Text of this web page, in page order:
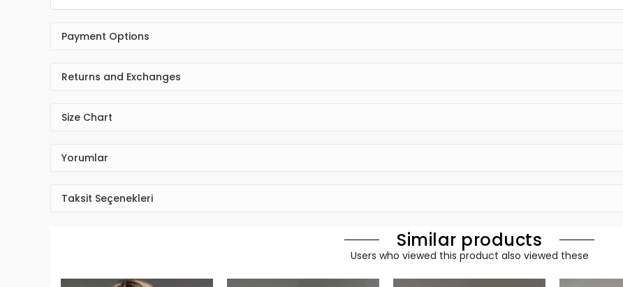
Payment Options
Returns and Exchanges
Size Chart
Yorumlar
Taksit Seçenekleri
Similar products
Users who viewed this product also viewed these